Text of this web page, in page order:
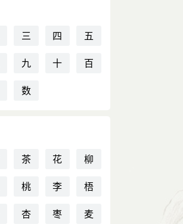
三 四
五
九 十
百
数
茶 花
柳
桃 李
梧
杏 枣
麦